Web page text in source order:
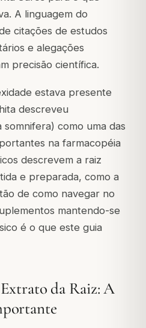
A linguagem do
citações de estudos
e alegações
precisão científica.
estava presente
descreveu
somnifera) como uma das
na farmacopéia
descrevem a raiz
e preparada, como a
de como navegar no
mantendo-se
é o que este guia
da Raiz: A